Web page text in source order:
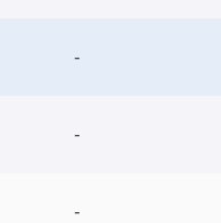
-
-
-